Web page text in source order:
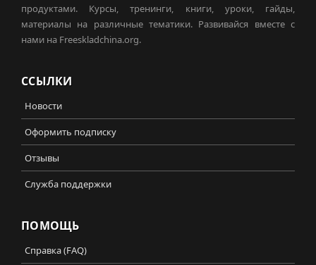
продуктами. Курсы, тренинги, книги, уроки, гайды,
материалы на различные тематики. Развивайся вместе с
нами на Freeskladchina.org.
ССЫЛКИ
Новости
Оформить подписку
Отзывы
Служба поддержки
ПОМОЩЬ
Справка (FAQ)